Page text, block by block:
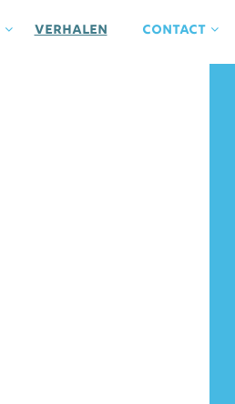
Verhalen contact